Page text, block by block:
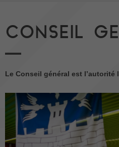
CONSEIL
Le Conseil général est l’autorité